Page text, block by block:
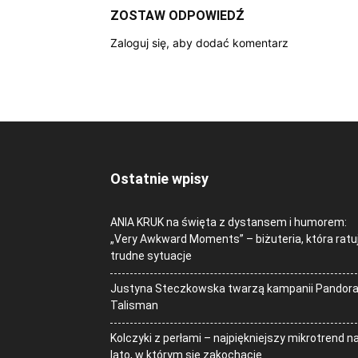
ZOSTAW ODPOWIEDŹ
Zaloguj się, aby dodać komentarz
Ostatnie wpisy
ANIA KRUK na święta z dystansem i humorem:
„Very Awkward Moments” – biżuteria, która
trudne sytuacje
Justyna Steczkowska twarzą kampanii Pandora
Talisman
Kolczyki z perłami – najpiękniejszy mikrotrend na
lato, w którym się zakochacie